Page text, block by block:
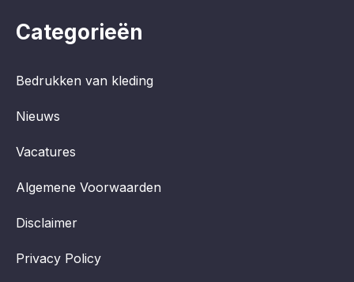
Categorieën
Bedrukken van kleding
Nieuws
Vacatures
Algemene Voorwaarden
Disclaimer
Privacy Policy